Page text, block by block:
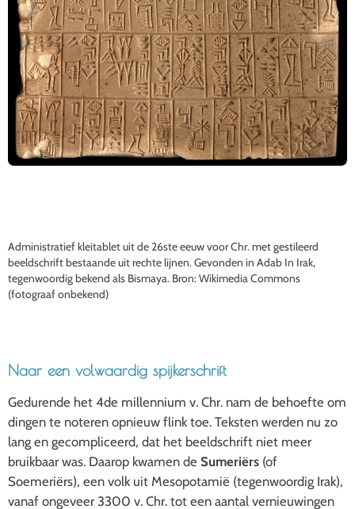
Administratief kleitablet uit de 26ste eeuw voor Chr. met gestileerd
beeldschrift bestaande uit rechte lijnen. Gevonden in Adab In Irak,
tegenwoordig bekend als Bismaya. Bron: Wikimedia Commons
(fotograaf onbekend)
Naar een volwaardig spijkerschrift
Gedurende het 4de millennium v. Chr. nam de behoefte om
dingen te noteren opnieuw flink toe. Teksten werden nu zo
lang en gecompliceerd, dat het beeldschrift niet meer
bruikbaar was. Daarop kwamen de Sumeriërs (of
Soemeriërs), een volk uit Mesopotamië (tegenwoordig Irak),
vanaf ongeveer 3300 v. Chr. tot een aantal vernieuwingen